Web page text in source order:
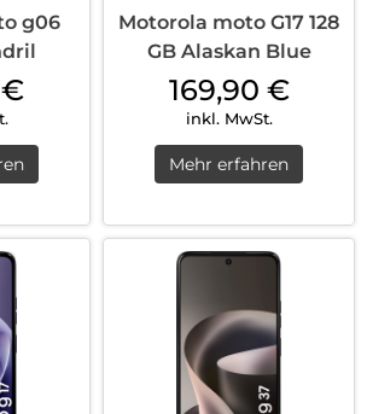
g06
€
Motorola moto G17 128
GB Alaskan Blue
169,90 €
inkl. MwSt.
Mehr erfahren